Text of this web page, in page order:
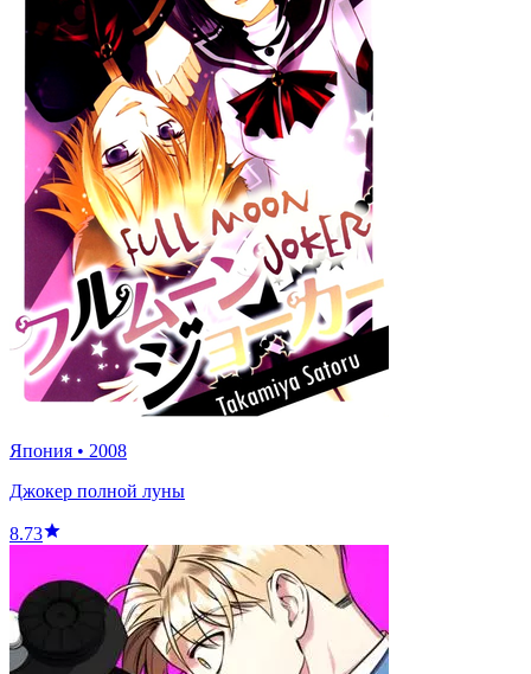
Япония • 2008
Джокер полной луны
8.73